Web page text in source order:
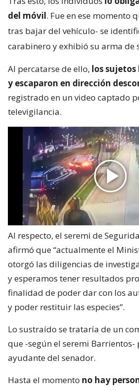
del móvil. Fue en ese momento
tras bajar del vehículo- se
carabinero y exhibió su arma de
Al percatarse de ello, los
y escaparon en dirección
registrado en un video captado
televigilancia.
Al respecto, el seremi de
afirmó que “actualmente el
otorgó las diligencias de
y esperamos tener resultados
finalidad de poder dar con los
y poder restituir las especies”.
Lo sustraído se trataría de un
que -según el seremi Barrientos-
ayudante del senador.
Hasta el momento no hay